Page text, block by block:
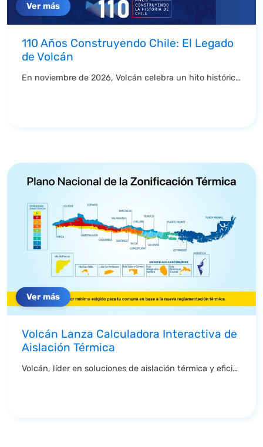
Ver más
110 Años Construyendo Chile: El Legado
de Volcán
En noviembre de 2026, Volcán celebra un hito histórico: 110 años transformando la forma en que ...
Ver más
Volcán Lanza Calculadora Interactiva de
Aislación Térmica
Volcán, lí­der en soluciones de aislación térmica y eficiencia energética, presenta una ...